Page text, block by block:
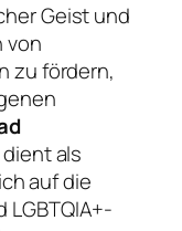
Geist und
von
zu fördern,
als
auf die
LGBTQIA+-